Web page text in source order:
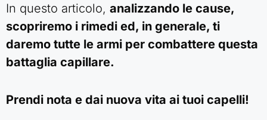
In questo articolo, analizzando le cause,
scopriremo i rimedi ed, in generale, ti
daremo tutte le armi per combattere questa
battaglia capillare.
Prendi nota e dai nuova vita ai tuoi capelli!